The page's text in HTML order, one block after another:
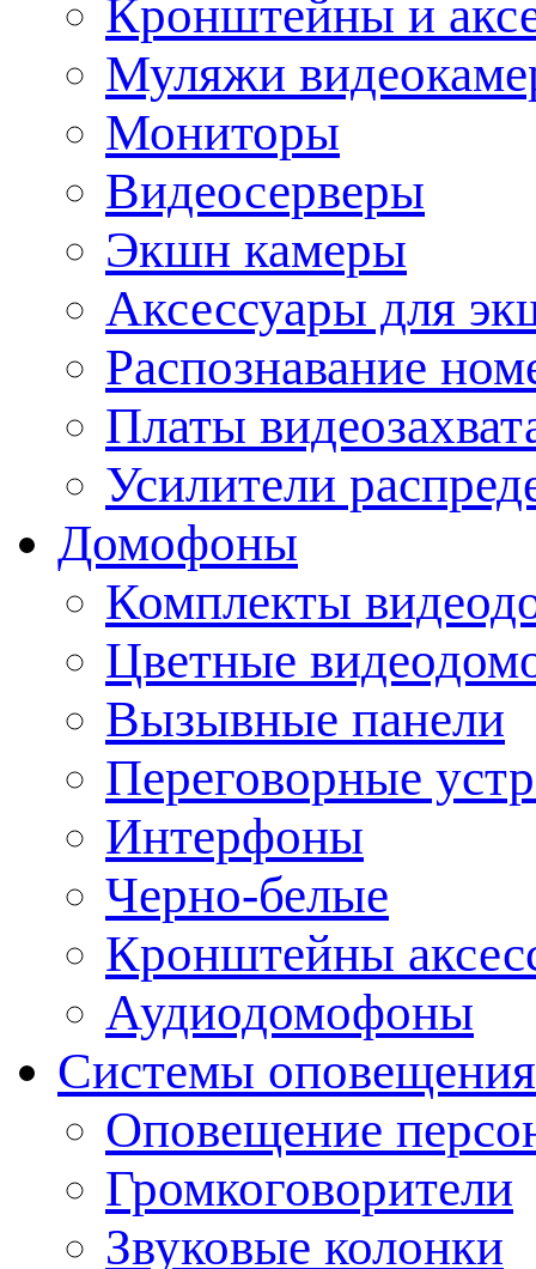
Кронштейны и
Муляжи
Мониторы
Видеосерверы
Экшн камеры
Аксессуары для
Распознавание
Платы
Усилители
Домофоны
Комплекты
Цветные
Вызывные панели
Переговорные
Интерфоны
Черно-белые
Кронштейны
Аудиодомофоны
Системы оповещения
Оповещение
Громкоговорители
Звуковые колонки